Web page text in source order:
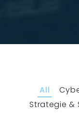
All
Strategie &